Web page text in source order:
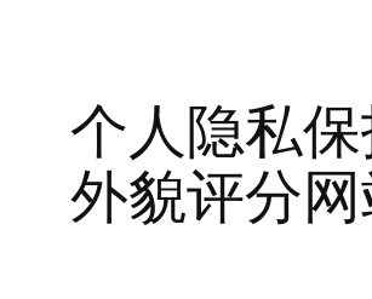
个人隐私
外貌评分